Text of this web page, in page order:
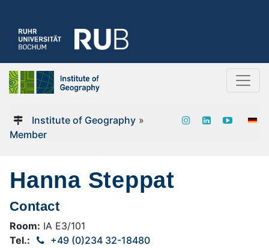
Institute of Geography»
Member
Hanna Steppat
Contact
Room: IA E3/101
Tel.:
+49 (0)234 32-18480